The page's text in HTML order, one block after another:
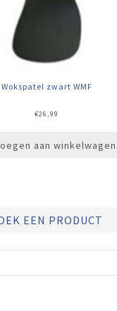
Wokspatel zwart WMF
€26,99
aan winkelwagen
EEN PRODUCT